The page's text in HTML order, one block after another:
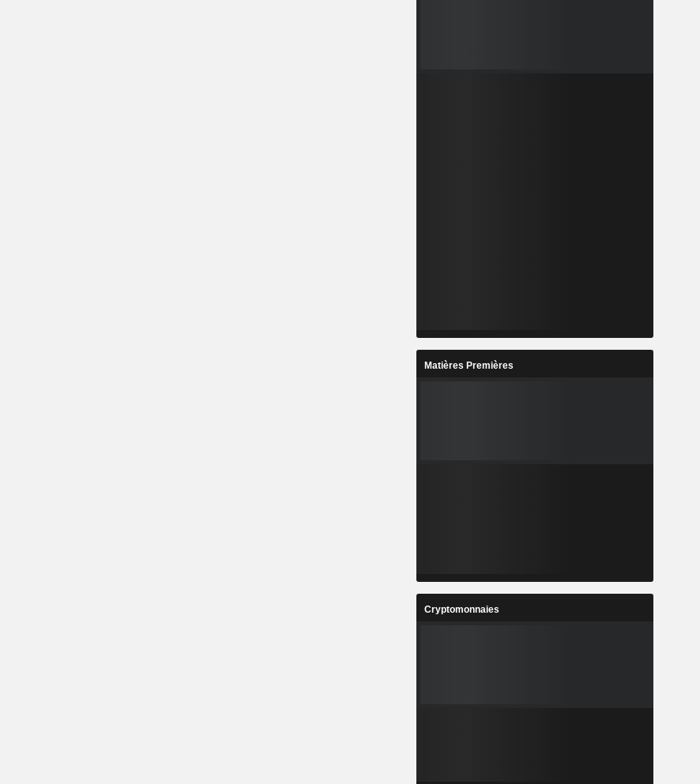
Matières Premières
Cryptomonnaies